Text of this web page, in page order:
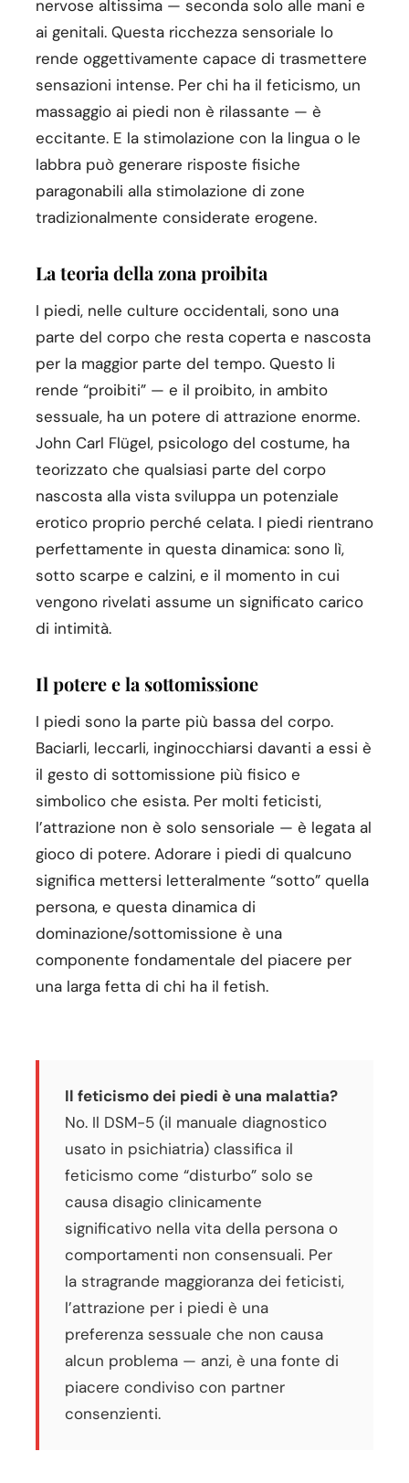
nervose altissima — seconda solo alle mani e
ai genitali. Questa ricchezza sensoriale lo
rende oggettivamente capace di trasmettere
sensazioni intense. Per chi ha il feticismo, un
massaggio ai piedi non è rilassante — è
eccitante. E la stimolazione con la lingua o le
labbra può generare risposte fisiche
paragonabili alla stimolazione di zone
tradizionalmente considerate erogene.
La teoria della zona proibita
I piedi, nelle culture occidentali, sono una
parte del corpo che resta coperta e nascosta
per la maggior parte del tempo. Questo li
rende “proibiti” — e il proibito, in ambito
sessuale, ha un potere di attrazione enorme.
John Carl Flügel, psicologo del costume, ha
teorizzato che qualsiasi parte del corpo
nascosta alla vista sviluppa un potenziale
erotico proprio perché celata. I piedi rientrano
perfettamente in questa dinamica: sono lì,
sotto scarpe e calzini, e il momento in cui
vengono rivelati assume un significato carico
di intimità.
Il potere e la sottomissione
I piedi sono la parte più bassa del corpo.
Baciarli, leccarli, inginocchiarsi davanti a essi è
il gesto di sottomissione più fisico e
simbolico che esista. Per molti feticisti,
l’attrazione non è solo sensoriale — è legata al
gioco di potere. Adorare i piedi di qualcuno
significa mettersi letteralmente “sotto” quella
persona, e questa dinamica di
dominazione/sottomissione è una
componente fondamentale del piacere per
una larga fetta di chi ha il fetish.
Il feticismo dei piedi è una malattia?
No. Il DSM-5 (il manuale diagnostico
usato in psichiatria) classifica il
feticismo come “disturbo” solo se
causa disagio clinicamente
significativo nella vita della persona o
comportamenti non consensuali. Per
la stragrande maggioranza dei feticisti,
l’attrazione per i piedi è una
preferenza sessuale che non causa
alcun problema — anzi, è una fonte di
piacere condiviso con partner
consenzienti.